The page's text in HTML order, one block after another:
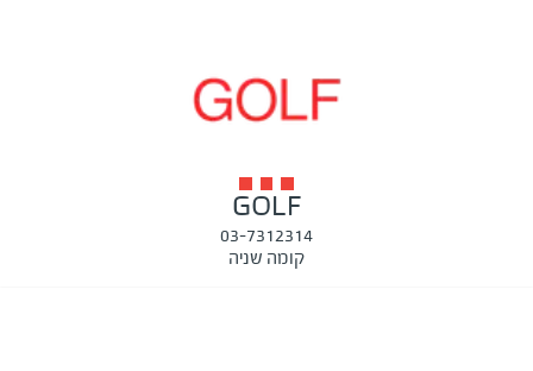
GOLF
03-7312314
קומה שניה